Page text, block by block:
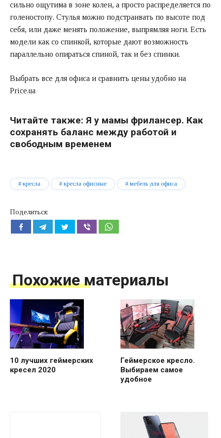
сильно ощутима в зоне колен, а просто распределяется по
голеностопу. Стулья можно подстраивать по высоте под
себя, или даже менять положение, выпрямляя ноги. Есть
модели как со спинкой, которые дают возможность
параллельно опираться спиной, так и без спинки.
Выбрать все для офиса и сравнить цены удобно на
Price.ua
Читайте также: Я у мамы фрилансер. Как
сохранять баланс между работой и
свободным временем
кресла кресла офисные мебель для офиса
Поделиться:
Похожие материалы
10 лучших геймерских
кресел 2020
Геймерское кресло.
Выбираем самое
удобное